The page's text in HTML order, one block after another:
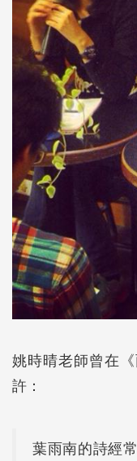
姚時晴老師曾在
許：
葉雨南的詩經